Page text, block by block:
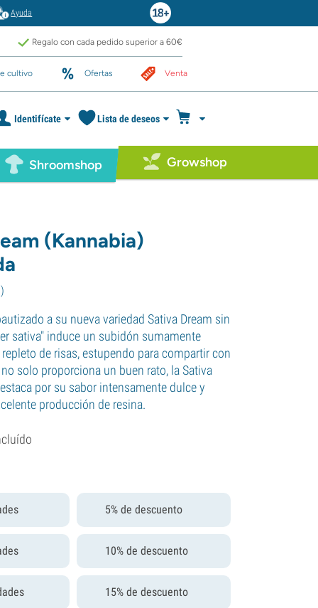
Ayuda
Regalo con cada pedido superior a 60€
cultivo Ofertas Venta
Identifícate Lista de deseos
Shroomshop Growshop
(Kannabia)
)
a su nueva variedad Sativa Dream sin
sativa" induce un subidón sumamente
de risas, estupendo para compartir con
solo proporciona un buen rato, la Sativa
por su sabor intensamente dulce y
producción de resina.
5% de descuento
10% de descuento
15% de descuento